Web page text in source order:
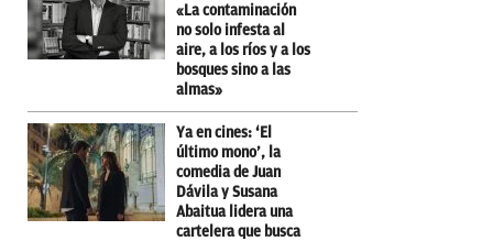
«La contaminación
no solo infesta al
aire, a los ríos y a los
bosques sino a las
almas»
Ya en cines: ‘El
último mono’, la
comedia de Juan
Dávila y Susana
Abaitua lidera una
cartelera que busca